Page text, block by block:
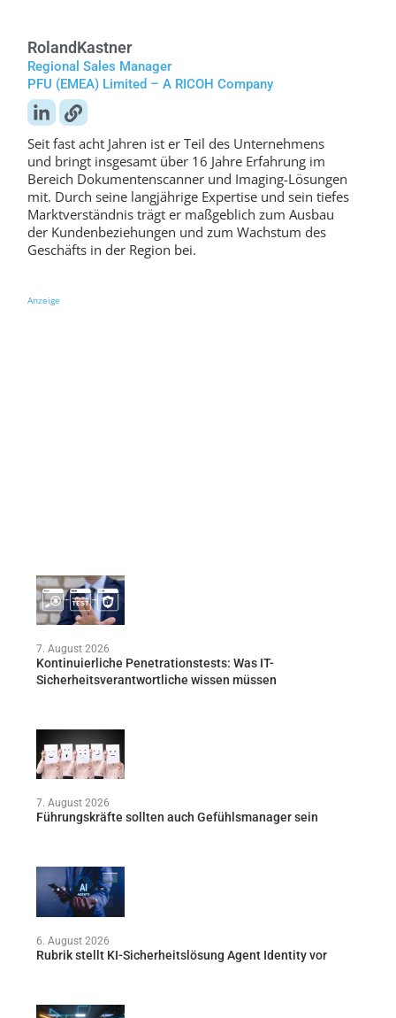
RolandKastner
Regional Sales Manager
PFU (EMEA) Limited – A RICOH Company
Seit fast acht Jahren ist er Teil des Unternehmens
und bringt insgesamt über 16 Jahre Erfahrung im
Bereich Dokumentenscanner und Imaging-Lösungen
mit. Durch seine langjährige Expertise und sein tiefes
Marktverständnis trägt er maßgeblich zum Ausbau
der Kundenbeziehungen und zum Wachstum des
Geschäfts in der Region bei.
Anzeige
7. August 2026
Kontinuierliche Penetrationstests: Was IT-
Sicherheitsverantwortliche wissen müssen
7. August 2026
Führungskräfte sollten auch Gefühlsmanager sein
6. August 2026
Rubrik stellt KI-Sicherheitslösung Agent Identity vor